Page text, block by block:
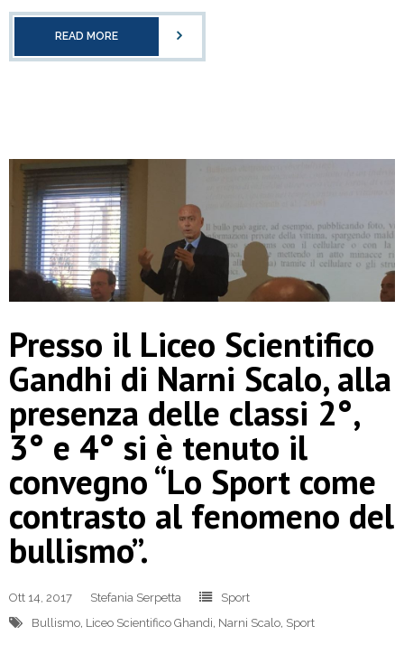
READ MORE
Presso il Liceo Scientifico
Gandhi di Narni Scalo, alla
presenza delle classi 2°,
3° e 4° si è tenuto il
convegno “Lo Sport come
contrasto al fenomeno del
bullismo”.
Ott 14, 2017 Stefania Serpetta
Sport
Bullismo, Liceo Scientifico Ghandi, Narni Scalo, Sport